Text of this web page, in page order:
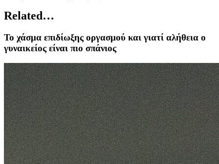
Related…
Το χάσμα επιδίωξης οργασμού και γιατί αλήθεια ο
γυναικείος είναι πιο σπάνιος